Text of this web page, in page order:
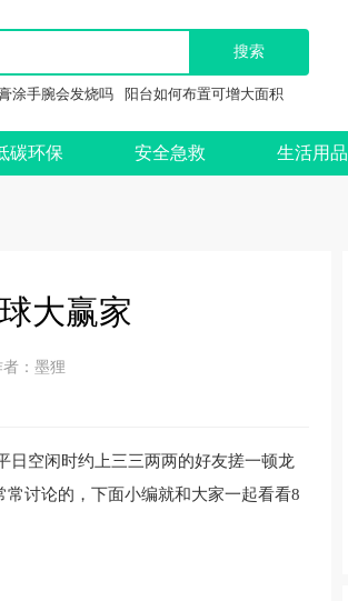
涂手腕会发烧吗 阳台如何布置可增大面积
碳环保 安全急救 生活用品
大赢家
：墨狸
日空闲时约上三三两两的好友搓一顿龙
讨论的，下面小编就和大家一起看看8